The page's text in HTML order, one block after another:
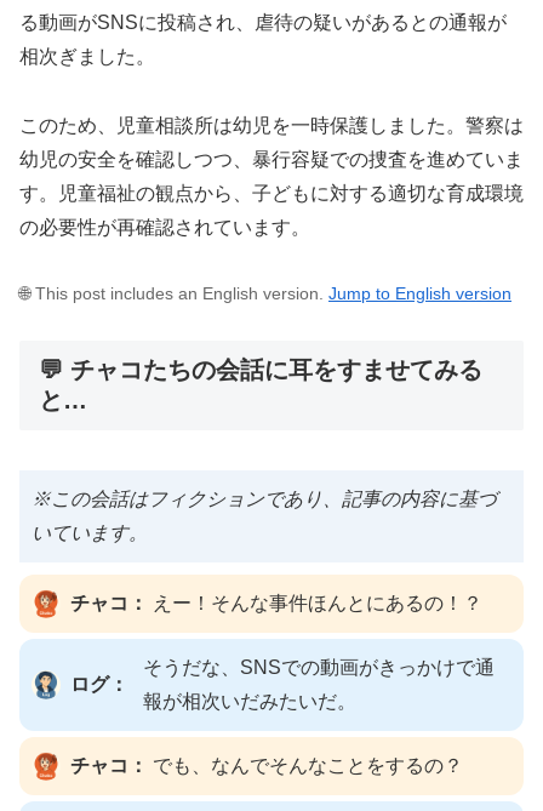
る動画がSNSに投稿され、虐待の疑いがあるとの通報が
相次ぎました。
このため、児童相談所は幼児を一時保護しました。警察は
幼児の安全を確認しつつ、暴行容疑での捜査を進めていま
す。児童福祉の観点から、子どもに対する適切な育成環境
の必要性が再確認されています。
🌐 This post includes an English version. Jump to English version
💬 チャコたちの会話に耳をすませてみる
と…
※この会話はフィクションであり、記事の内容に基づ
いています。
チャコ： えー！そんな事件ほんとにあるの！？
ログ：
そうだな、SNSでの動画がきっかけで通
報が相次いだみたいだ。
チャコ： でも、なんでそんなことをするの？